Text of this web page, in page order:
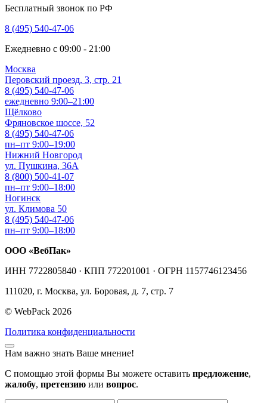
Бесплатный звонок по РФ
8 (495) 540-47-06
Ежедневно с 09:00 - 21:00
Москва
Перовский проезд, 3, стр. 21
8 (495) 540-47-06
ежедневно 9:00–21:00
Щёлково
Фряновское шоссе, 52
8 (495) 540-47-06
пн–пт 9:00–19:00
Нижний Новгород
ул. Пушкина, 36А
8 (800) 500-41-07
пн–пт 9:00–18:00
Ногинск
ул. Климова 50
8 (495) 540-47-06
пн–пт 9:00–18:00
ООО «ВебПак»
ИНН 7722805840 · КПП 772201001 · ОГРН 1157746123456
111020, г. Москва, ул. Боровая, д. 7, стр. 7
© WebPack 2026
Политика конфиденциальности
Нам важно знать Ваше мнение!
С помощью этой формы Вы можете оставить предложение,
жалобу, претензию или вопрос.